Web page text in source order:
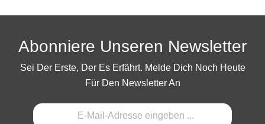
Abonniere Unseren Newsletter
Sei Der Erste, Der Es Erfährt. Melde Dich Noch Heute
Für Den Newsletter An